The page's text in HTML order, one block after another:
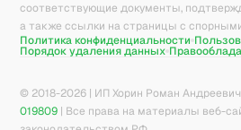
соответствующие документы,
а также ссылки на страницы с
Политика конфиденциальности
Порядок удаления данных
© 2018-2026 | ИП Хорин Роман
019809 | Все права на материалы веб-